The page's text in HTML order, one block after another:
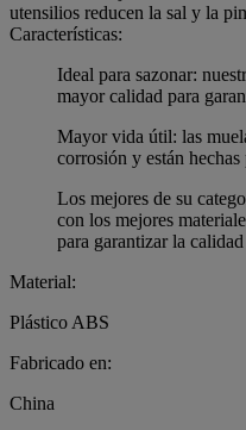
utensilios reducen la sal y la
Características:
Ideal para sazonar:
mayor calidad para
Mayor vida útil: las
corrosión y están hechas
Los mejores de su
con los mejores
para garantizar la
Material:
Plástico ABS
Fabricado en:
China